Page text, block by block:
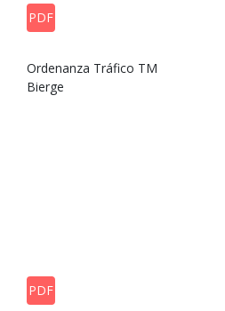
PDF
Ordenanza Tráfico TM
Bierge
PDF